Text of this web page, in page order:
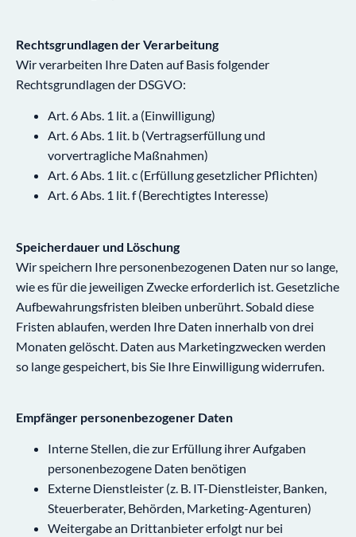
Rechtsgrundlagen der Verarbeitung
Wir verarbeiten Ihre Daten auf Basis folgender
Rechtsgrundlagen der DSGVO:
Art. 6 Abs. 1 lit. a (Einwilligung)
Art. 6 Abs. 1 lit. b (Vertragserfüllung und
vorvertragliche Maßnahmen)
Art. 6 Abs. 1 lit. c (Erfüllung gesetzlicher Pflichten)
Art. 6 Abs. 1 lit. f (Berechtigtes Interesse)
Speicherdauer und Löschung
Wir speichern Ihre personenbezogenen Daten nur so lange,
wie es für die jeweiligen Zwecke erforderlich ist. Gesetzliche
Aufbewahrungsfristen bleiben unberührt. Sobald diese
Fristen ablaufen, werden Ihre Daten innerhalb von drei
Monaten gelöscht. Daten aus Marketingzwecken werden
so lange gespeichert, bis Sie Ihre Einwilligung widerrufen.
Empfänger personenbezogener Daten
Interne Stellen, die zur Erfüllung ihrer Aufgaben
personenbezogene Daten benötigen
Externe Dienstleister (z. B. IT-Dienstleister, Banken,
Steuerberater, Behörden, Marketing-Agenturen)
Weitergabe an Drittanbieter erfolgt nur bei